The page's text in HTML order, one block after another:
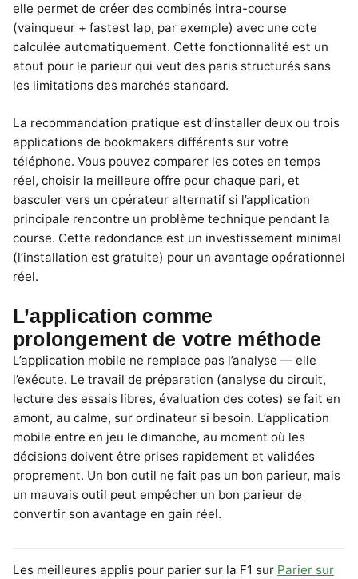
elle permet de créer des combinés intra-course
(vainqueur + fastest lap, par exemple) avec une cote
calculée automatiquement. Cette fonctionnalité est un
atout pour le parieur qui veut des paris structurés sans
les limitations des marchés standard.
La recommandation pratique est d’installer deux ou trois
applications de bookmakers différents sur votre
téléphone. Vous pouvez comparer les cotes en temps
réel, choisir la meilleure offre pour chaque pari, et
basculer vers un opérateur alternatif si l’application
principale rencontre un problème technique pendant la
course. Cette redondance est un investissement minimal
(l’installation est gratuite) pour un avantage opérationnel
réel.
L’application comme
prolongement de votre méthode
L’application mobile ne remplace pas l’analyse — elle
l’exécute. Le travail de préparation (analyse du circuit,
lecture des essais libres, évaluation des cotes) se fait en
amont, au calme, sur ordinateur si besoin. L’application
mobile entre en jeu le dimanche, au moment où les
décisions doivent être prises rapidement et validées
proprement. Un bon outil ne fait pas un bon parieur, mais
un mauvais outil peut empêcher un bon parieur de
convertir son avantage en gain réel.
Les meilleures applis pour parier sur la F1 sur Parier sur